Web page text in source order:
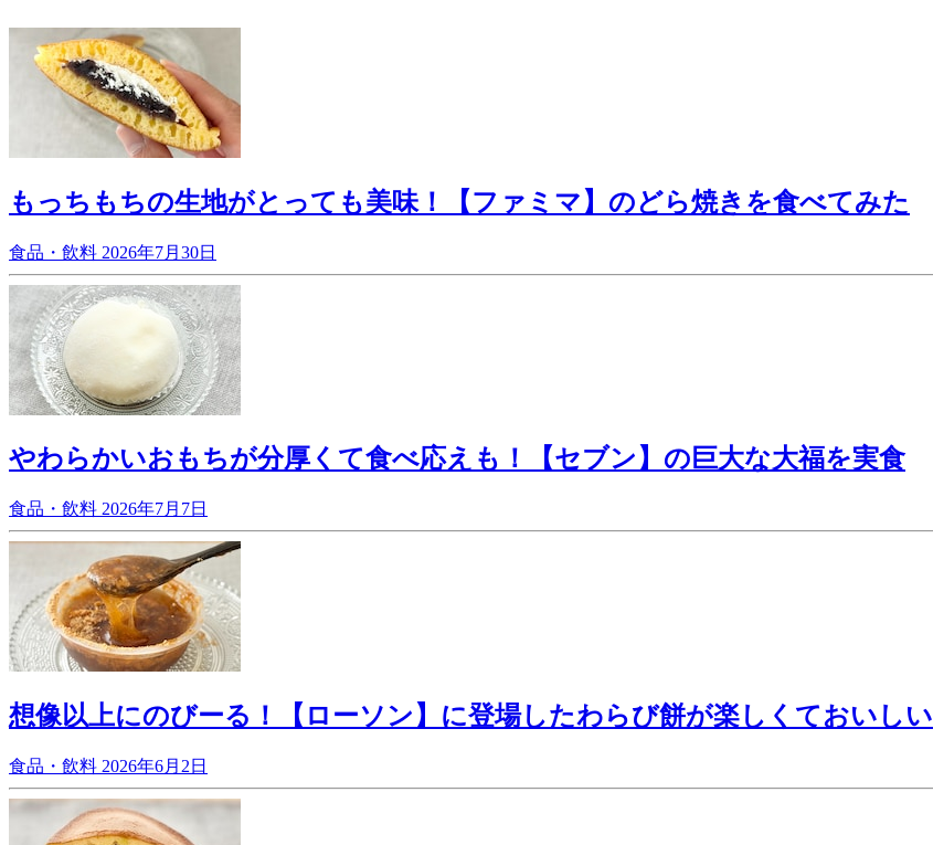
もっちもちの生地がとっても美味！【ファミマ】のどら焼きを食べてみた
食品・飲料 2026年7月30日
やわらかいおもちが分厚くて食べ応えも！【セブン】の巨大な大福を実食
食品・飲料 2026年7月7日
想像以上にのびーる！【ローソン】に登場したわらび餅が楽しくておいしい
食品・飲料 2026年6月2日